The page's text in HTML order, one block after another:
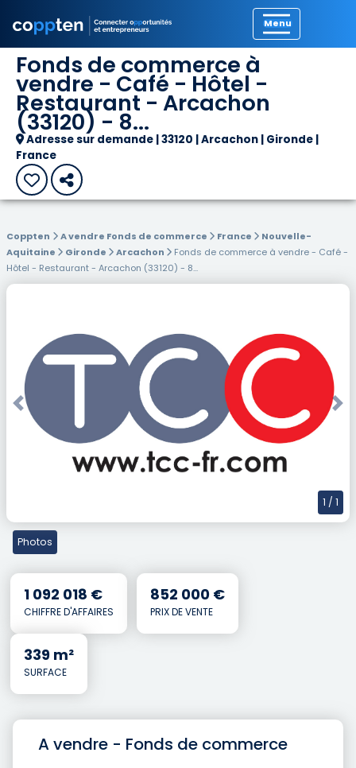
Fonds de commerce à
vendre - Café - Hôtel -
Restaurant - Arcachon
(33120) - 8...
Adresse sur demande | 33120 | Arcachon | Gironde |
France
Coppten A vendre Fonds de commerce France
Nouvelle-
Aquitaine
Gironde Arcachon
Fonds de commerce à vendre - Café -
Hôtel - Restaurant - Arcachon (33120) - 8...
Previous
1 / 1
Photos
1 092 018 €
CHIFFRE D'AFFAIRES
852 000 €
PRIX DE VENTE
339 m²
SURFACE
A vendre - Fonds de commerce